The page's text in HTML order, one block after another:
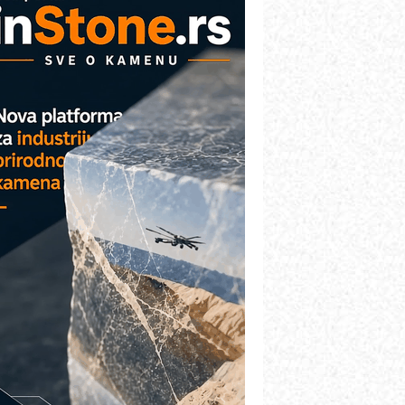
- Lim i mašine za savremena